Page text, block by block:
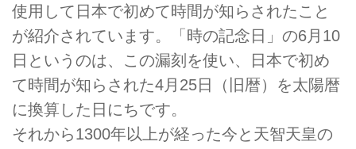
使用して日本で初めて時間が知らされたこと
が紹介されています。「時の記念日」の6月10
日というのは、この漏刻を使い、日本で初め
て時間が知らされた4月25日（旧暦）を太陽暦
に換算した日にちです。
それから1300年以上が経った今と天智天皇の